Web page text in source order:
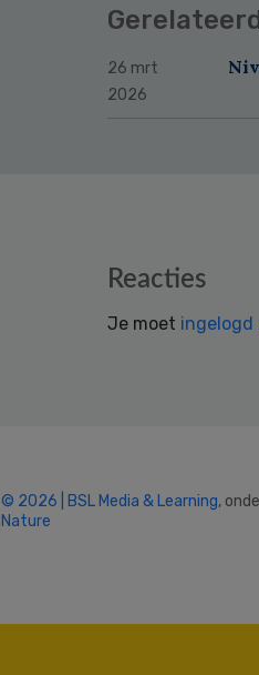
26 mrt
2026
Reacties
Je moet ingelogd
© 2026 | BSL Media & Learning,
Nature